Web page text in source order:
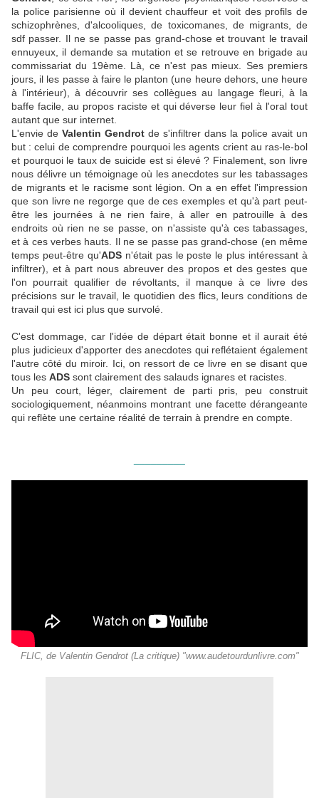
la police parisienne où il devient chauffeur et voit des profils de
schizophrènes, d'alcooliques, de toxicomanes, de migrants, de
sdf passer. Il ne se passe pas grand-chose et trouvant le travail
ennuyeux, il demande sa mutation et se retrouve en brigade au
commissariat du 19ème. Là, ce n'est pas mieux. Ses premiers
jours, il les passe à faire le planton (une heure dehors, une heure
à l'intérieur), à découvrir ses collègues au langage fleuri, à la
baffe facile, au propos raciste et qui déverse leur fiel à l'oral tout
autant que sur internet.
L'envie de Valentin Gendrot de s'infiltrer dans la police avait un
but : celui de comprendre pourquoi les agents crient au ras-le-bol
et pourquoi le taux de suicide est si élevé ? Finalement, son livre
nous délivre un témoignage où les anecdotes sur les tabassages
de migrants et le racisme sont légion. On a en effet l'impression
que son livre ne regorge que de ces exemples et qu'à part peut-
être les journées à ne rien faire, à aller en patrouille à des
endroits où rien ne se passe, on n'assiste qu'à ces tabassages,
et à ces verbes hauts. Il ne se passe pas grand-chose (en même
temps peut-être qu'ADSn'était pas le poste le plus intéressant à
infiltrer), et à part nous abreuver des propos et des gestes que
l'on pourrait qualifier de révoltants, il manque à ce livre des
précisions sur le travail, le quotidien des flics, leurs conditions de
travail qui est ici plus que survolé.
C'est dommage, car l'idée de départ était bonne et il aurait été
plus judicieux d'apporter des anecdotes qui reflétaient également
l'autre côté du miroir. Ici, on ressort de ce livre en se disant que
tous les ADS sont clairement des salauds ignares et racistes.
Un peu court, léger, clairement de parti pris, peu construit
sociologiquement, néanmoins montrant une facette dérangeante
qui reflète une certaine réalité de terrain à prendre en compte.
FLIC, de Valentin Gendrot (La critique) "www.audetourdunlivre.com"